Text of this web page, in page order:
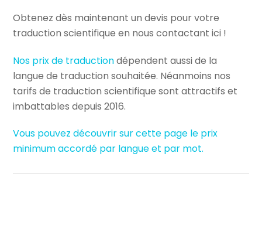
Obtenez dès maintenant un devis pour votre
traduction scientifique en nous contactant ici !
Nos prix de traductiondépendent aussi de la
langue de traduction souhaitée. Néanmoins nos
tarifs de traduction scientifique sont attractifs et
imbattables depuis 2016.
Vous pouvez découvrir sur cette page le prix
minimum accordé par langue et par mot.